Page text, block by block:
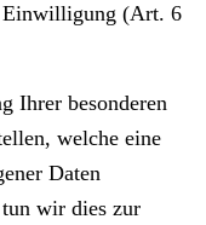
Einwilligung (Art. 6
Ihrer besonderen
welche eine
Daten
wir dies zur